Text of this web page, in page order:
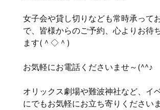
女子会や貸し切りなども常時承って
で、皆様からのご予約、心よりお待
ます(＾◇＾)
お気軽にお電話くださいませ～(^^♪
オリックス劇場や難波神社など、イ
にでもお気軽にお立ち寄りください